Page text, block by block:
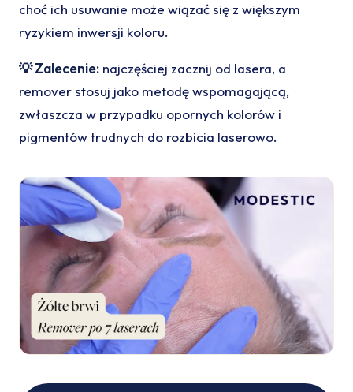
choć ich usuwanie może wiązać się z większym
ryzykiem inwersji koloru.
💡 Zalecenie: najczęściej zacznij od lasera, a
remover stosuj jako metodę wspomagającą,
zwłaszcza w przypadku opornych kolorów i
pigmentów trudnych do rozbicia laserowo.